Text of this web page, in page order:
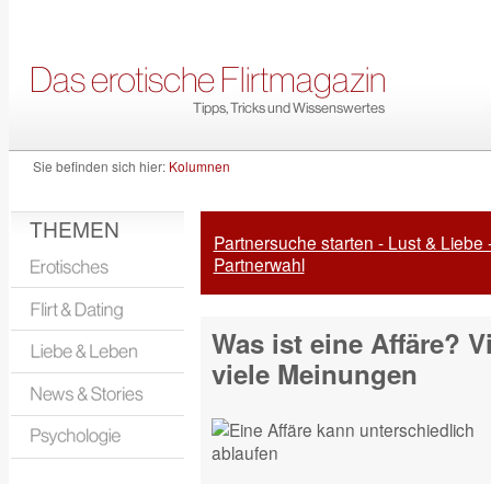
Sie befinden sich hier: Kolumnen
THEMEN
Partnersuche starten - Lust & Liebe
Partnerwahl
Was ist eine Affäre?
viele Meinungen